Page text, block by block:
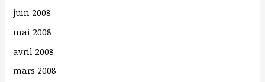
juin 2008
mai 2008
avril 2008
mars 2008